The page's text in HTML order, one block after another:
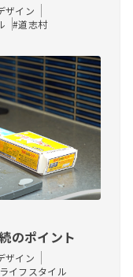
ザイン
#道志村
のポイント
ザイン
イフスタイル